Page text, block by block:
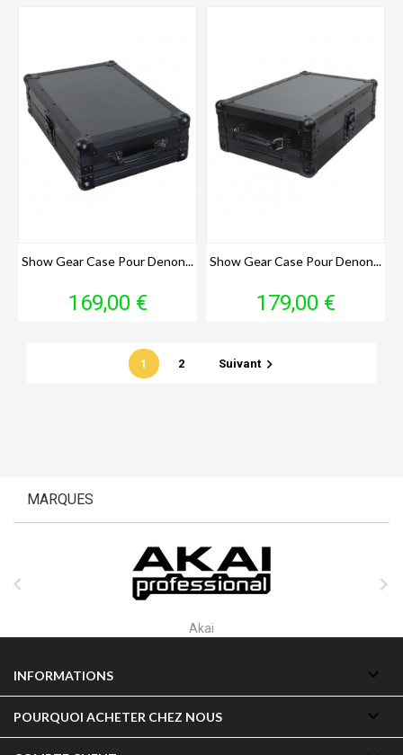
Show Gear Case Pour Denon...
Prix
169,00 €
Show Gear Case Pour Denon...
Prix
179,00 €
1 2 Suivant 
MARQUES

Akai

INFORMATIONS 
POURQUOI ACHETER CHEZ NOUS 